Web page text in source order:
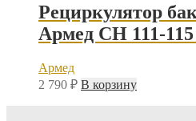
Рециркулятор
Армед CH 111-
Армед
2 790 ₽ В корзину